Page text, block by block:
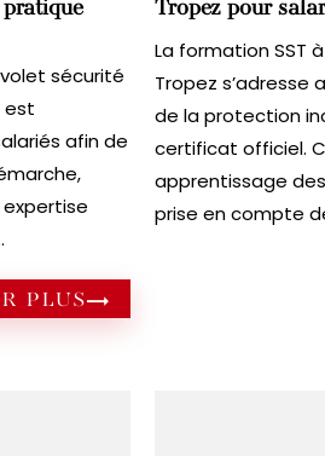
sécurité
est
afin de
PLUS
Tropez pour
La formation SST
Tropez s’adresse
de la protection
certificat officiel.
apprentissage
prise en compte